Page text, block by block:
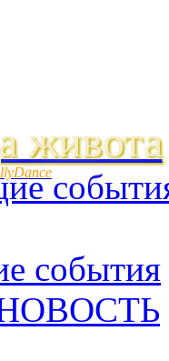
живота
события
НОВОСТЬ